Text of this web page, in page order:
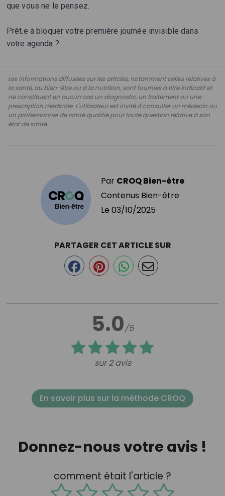
que vous ne le pensez.
Prêt.e à bloquer votre première journée invisible dans
votre agenda ?
Les informations diffusées sur les articles, notamment celles relatives à
la santé, au bien-être ou à la nutrition, sont fournies à titre indicatif et
ne constituent en aucun cas un diagnostic, un traitement ou une
prescription médicale. L'utilisateur est invité à consulter un médecin ou
un professionnel de santé qualifié pour toute question relative à son
état de santé.
Par CROQ Bien-être
Contenus Bien-être
Le 03/10/2025
5.0/5
sur 2 avis
PARTAGER CET ARTICLE SUR
En savoir plus sur la méthode CROQ
Donnez-nous votre avis !
comment était l'article ?